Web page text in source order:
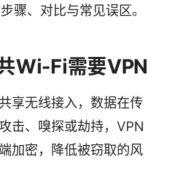
骤、对比与常见误区。
Wi-Fi需要VPN
享无线接入，数据在传
击、嗅探或劫持，VPN
加密，降低被窃取的风